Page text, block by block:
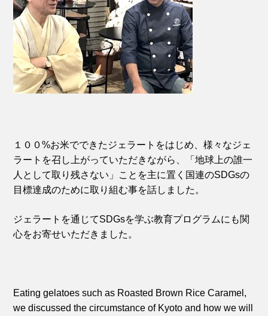
１００%お米でできたジェラートをはじめ、様々なジェ
ラートを召し上がっていただきながら、「地球上の誰一
人として取り残さない」ことを主に置く国連のSDGsの
目標達成のために取り組む事を話しました。
ジェラートを通じてSDGsを学ぶ教育プログラムにも関
心をお寄せいただきました。
Eating gelatoes such as Roasted Brown Rice Caramel,
we discussed the circumstance of Kyoto and how we will